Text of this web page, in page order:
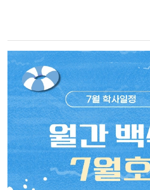
바랍니다. 각 일정별 세부 사항은 학교
확인해 주시기 바랍니다.백녹담의 다양
백석대학교 입학관리처 (평일 9시~18시
유튜브 ㅣ 백석대학교 입학관리처인스
@baekseok_univ블로그 ㅣ
https://blog.naver.com/buipsi08008월은
끝자락이자 다가올 2학기를 준비해야
시기입니다. 수강 신청과 등록 등 주요
확인하여 필요한 절차를 놓치지 않도록
바랍니다. 또한 광복절을 맞아 우리가 누
나라의 소중함을 되새기며, 의미 있는
남습니다.조별로 기내 서비스 시나리오
항공기 모형 실습실에서 카트를 세팅한
역할을 나누어 실제 기내 서비스처럼
진행했습니다. 영어로 기내 서비스를 해
제조와 와인 종류를 배우는 등 현장과
경험할 수 있어 가장 인상 깊었습니다.
같은 느낌을 받을 수 있었던 수업이라
남습니다.항공서비스전공 학생들이 가
무엇인가요?백녹담: 항공서비스전공 학
하는 고민은 무엇인가요?재학생: 현재 3
역시 취업 준비에 대한 고민이 가장 큽
주변 학우들도 비슷한 고민을 많이 하